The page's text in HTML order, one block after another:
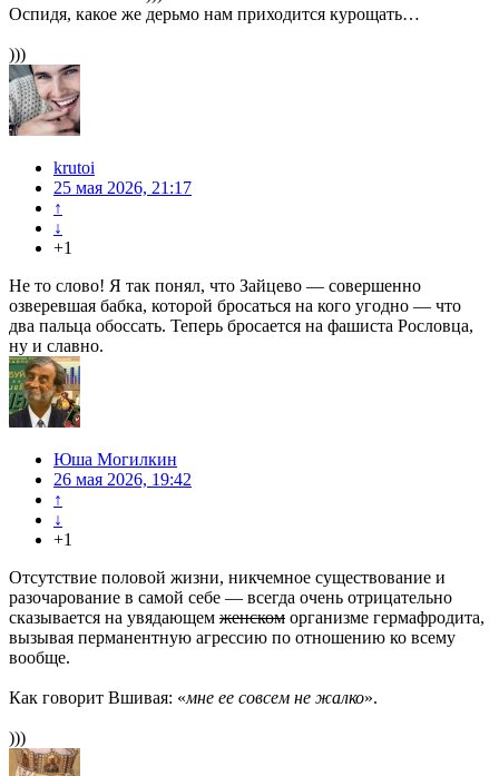
Оспидя, какое же дерьмо нам приходится курощать…
)))
krutoi
25 мая 2026, 21:17
↑
↓
+1
Не то слово! Я так понял, что Зайцево — совершенно
озверевшая бабка, которой бросаться на кого угодно — что
два пальца обоссать. Теперь бросается на фашиста Рословца,
ну и славно.
Юша Могилкин
26 мая 2026, 19:42
↑
↓
+1
Отсутствие половой жизни, никчемное существование и
разочарование в самой себе — всегда очень отрицательно
сказывается на увядающем женском организме гермафродита,
вызывая перманентную агрессию по отношению ко всему
вообще.
Как говорит Вшивая: «мне ее совсем не жалко».
)))